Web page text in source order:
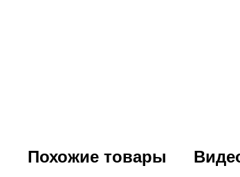
Похожие товары